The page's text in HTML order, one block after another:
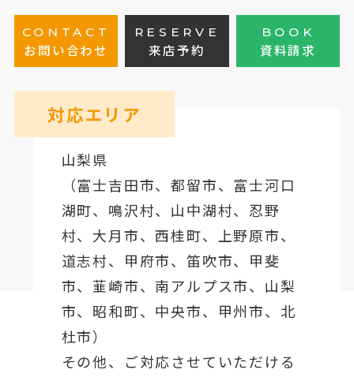
CONTACT
お問い合わせ
RESERVE
来店予約
BOOK
資料請求
対応エリア
山梨県
（富士吉田市、都留市、 富士河口
湖町、鳴沢村、山中湖村、忍野
村、 大月市、西桂町、上野原市、
道志村、 甲府市、笛吹市、甲斐
市、韮崎市、南アルプス市、山梨
市、昭和町、中央市、甲州市、北
杜市）
その他、ご対応させていただける